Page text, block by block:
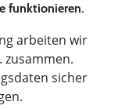
funktionieren.
arbeiten wir
zusammen.
sicher